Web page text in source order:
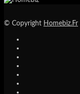
© Copyright Homebiz.Fr